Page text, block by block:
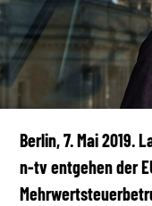
MEDIATHEK
Berlin, 7. Mai 2019.
n-tv entgehen der